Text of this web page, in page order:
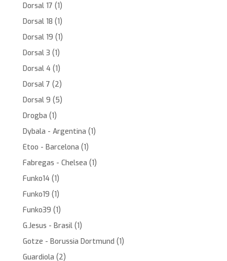
Dorsal 17 (1)
Dorsal 18 (1)
Dorsal 19 (1)
Dorsal 3 (1)
Dorsal 4 (1)
Dorsal 7 (2)
Dorsal 9 (5)
Drogba (1)
Dybala - Argentina (1)
Etoo - Barcelona (1)
Fabregas - Chelsea (1)
Funko14 (1)
Funko19 (1)
Funko39 (1)
G.Jesus - Brasil (1)
Gotze - Borussia Dortmund (1)
Guardiola (2)